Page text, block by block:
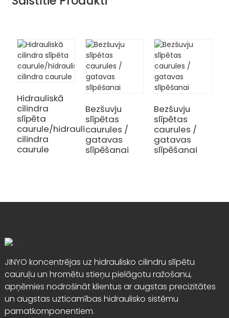
Hidrauliskā
cilindra
slīpēta
caurule/hidrauliskā
cilindra
caurule
Bezšuvju
slīpētas
caurules /
gatavas
slīpēšanai
Bezšuvju
slīpētas
caurules /
gatavas
slīpēšanai
JINYO koncentrējas uz hidraulisko cilindru slīpētu
cauruļu un hromētu stieņu pielāgotu ražošanu,
apņēmies nodrošināt klientus ar augstas precizitātes
un augstas uzticamības hidraulisko sistēmu
pamatkomponentiem.